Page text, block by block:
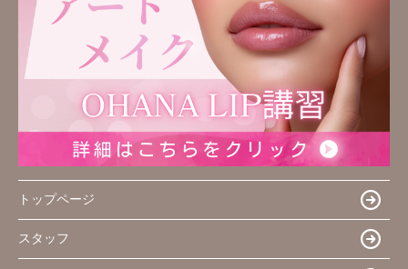
トップページ
スタッフ